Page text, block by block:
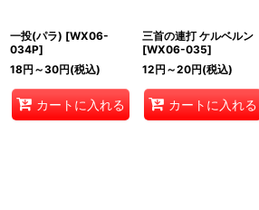
一投(パラ) [WX06-
034P]
18円 ～30円(税込)
カートに入れる
三首の連打 ケルベルン
[WX06-035]
12円 ～20円(税込)
カートに入れる